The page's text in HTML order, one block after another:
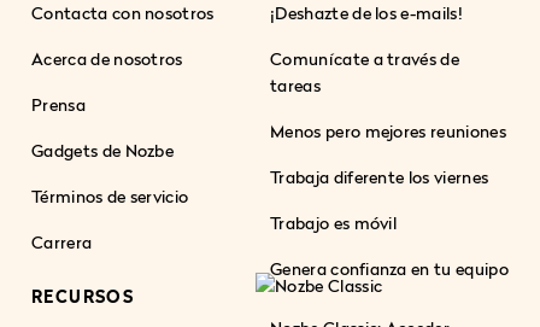
Contacta con nosotros
Acerca de nosotros
Prensa
Gadgets de Nozbe
Términos de servicio
Carrera
¡Deshazte de los e-mails!
Comunícate a través de
tareas
Menos pero mejores reuniones
Trabaja diferente los viernes
Trabajo es móvil
Genera confianza en tu equipo
RECURSOS